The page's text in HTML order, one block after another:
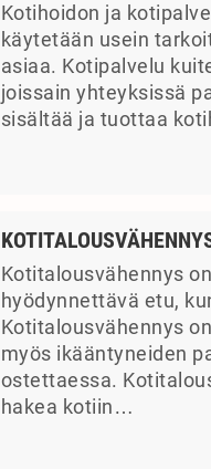
Kotihoidon ja
käytetään usein
asiaa. Kotipalvelu
joissain yhteyksissä
sisältää ja tuottaa
Kotitalousvähennys
hyödynnettävä etu,
Kotitalousvähennys
myös ikääntyneiden
ostettaessa.
hakea kotiin…